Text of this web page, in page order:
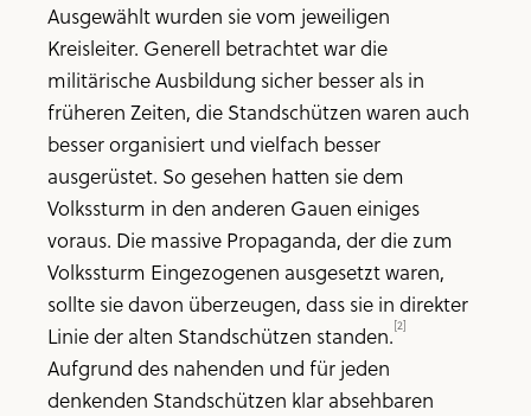
Ausgewählt wurden sie vom jeweiligen
Kreisleiter. Generell betrachtet war die
militärische Ausbildung sicher besser als in
früheren Zeiten, die Standschützen waren auch
besser organisiert und vielfach besser
ausgerüstet. So gesehen hatten sie dem
Volkssturm in den anderen Gauen einiges
voraus. Die massive Propaganda, der die zum
Volkssturm Eingezogenen ausgesetzt waren,
sollte sie davon überzeugen, dass sie in direkter
Linie der alten Standschützen standen.[2]
Aufgrund des nahenden und für jeden
denkenden Standschützen klar absehbaren